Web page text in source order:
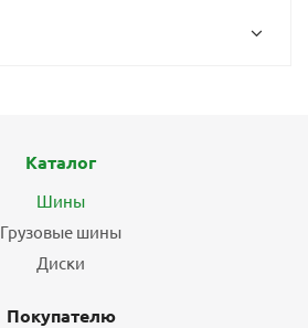
Каталог
Шины
Грузовые шины
Диски
Покупателю